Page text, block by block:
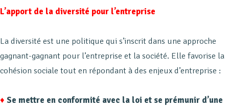
L’apport de la diversité pour l’entreprise
La diversité est une politique qui s’inscrit dans une approche
gagnant-gagnant pour l’entreprise et la société. Elle favorise la
cohésion sociale tout en répondant à des enjeux d’entreprise :
♦ Se mettre en conformité avec la loi et se prémunir d’une